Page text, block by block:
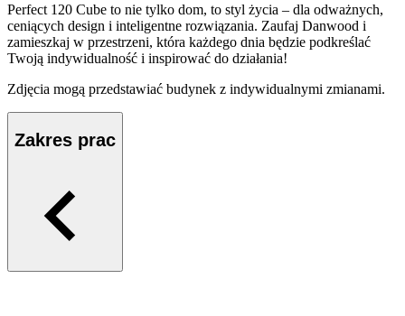
Perfect 120 Cube to nie tylko dom, to styl życia – dla odważnych,
ceniących design i inteligentne rozwiązania. Zaufaj Danwood i
zamieszkaj w przestrzeni, która każdego dnia będzie podkreślać
Twoją indywidualność i inspirować do działania!
Zdjęcia mogą przedstawiać budynek z indywidualnymi zmianami.
Zakres prac